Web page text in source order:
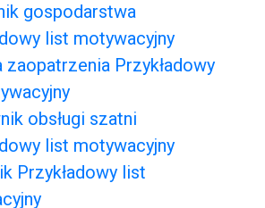
gospodarstwa
list motywacyjny
zaopatrzenia Przykładowy
obsługi szatni
list motywacyjny
Przykładowy list